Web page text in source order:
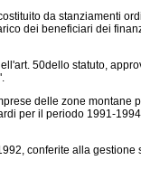
da stanziamenti
dei beneficiari dei
50dello statuto,
delle zone
per il periodo 1991-
conferite alla